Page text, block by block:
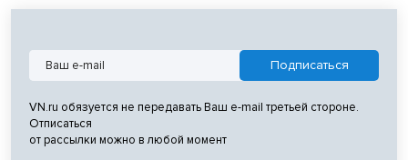
VN.ru обязуется не передавать Ваш e-mail третьей стороне.
Отписаться
от рассылки можно в любой момент